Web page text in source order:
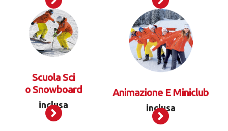
Scuola Sci
o Snowboard
inclusa
Animazione E Miniclub
inclusa